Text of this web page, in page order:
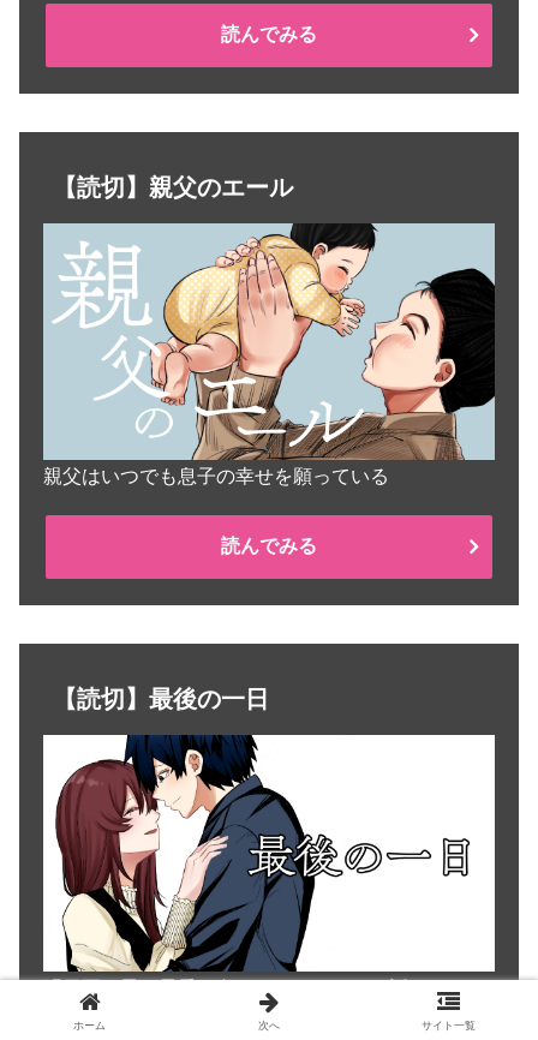
読んでみる
【読切】親父のエール
親父はいつでも息子の幸せを願っている
読んでみる
【読切】最後の一日
明日死ぬ男が最愛の奥さんとデートする話
ホーム 次へ サイト一覧